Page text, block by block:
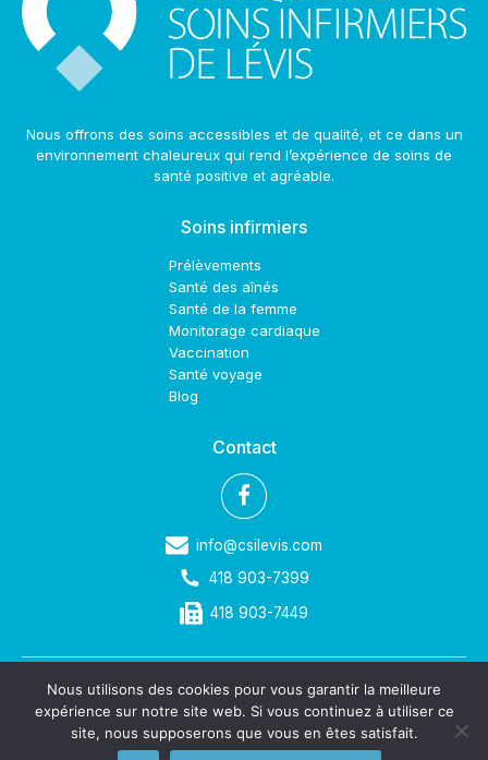
Nous offrons des soins accessibles et de qualité, et ce dans un
environnement chaleureux qui rend l’expérience de soins de
santé positive et agréable.
Soins infirmiers
Prélèvements
Santé des aînés
Santé de la femme
Monitorage cardiaque
Vaccination
Santé voyage
Blog
Contact
info@csilevis.com
418 903-7399
418 903-7449
©2023 Clinique de Soins Infirmiers de Lévis. Tous droits réservés.
Politique de confidentialité
Nous utilisons des cookies pour vous garantir la meilleure
expérience sur notre site web. Si vous continuez à utiliser ce
site, nous supposerons que vous en êtes satisfait.